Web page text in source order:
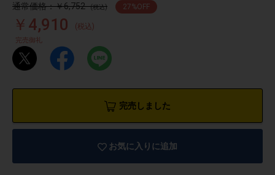
通常価格：￥6,752 (税込) 27%OFF
￥4,910 (税込)
完売御礼
完売しました
お気に入りに追加